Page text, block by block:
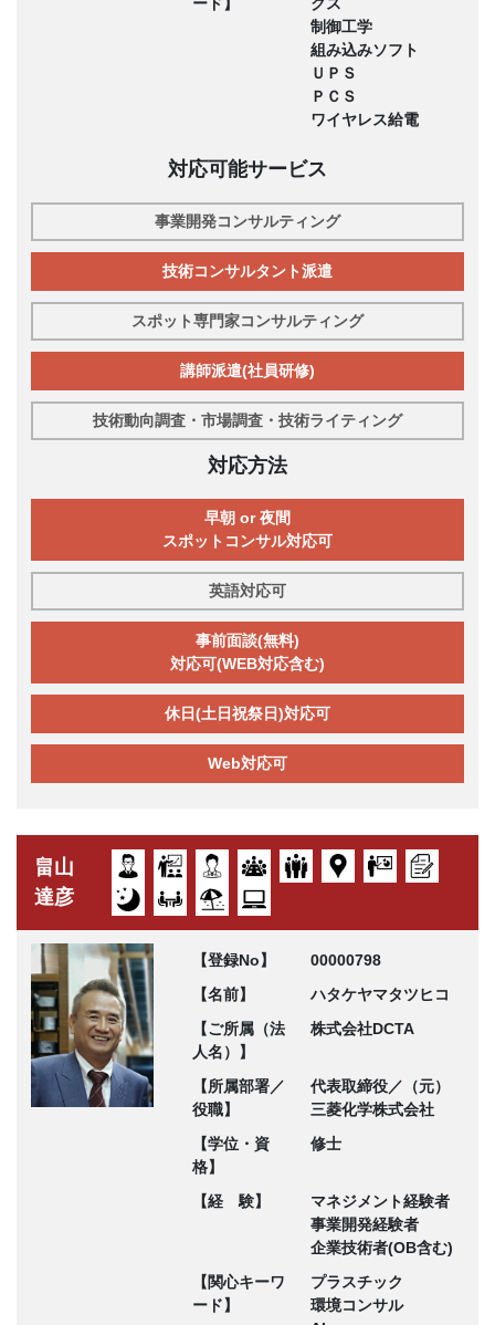
ード】
クス
制御工学
組み込みソフト
ＵＰＳ
ＰＣＳ
ワイヤレス給電
対応可能サービス
事業開発コンサルティング
技術コンサルタント派遣
スポット専門家コンサルティング
講師派遣(社員研修)
技術動向調査・市場調査・技術ライティング
対応方法
早朝 or 夜間
スポットコンサル対応可
英語対応可
事前面談(無料)
対応可(WEB対応含む)
休日(土日祝祭日)対応可
Web対応可
畠山
達彦
【登録No】
00000798
【名前】
ハタケヤマタツヒコ
【ご所属（法
人名）】
株式会社DCTA
【所属部署／
役職】
代表取締役／（元）
三菱化学株式会社
【学位・資
格】
修士
【経 験】
マネジメント経験者
事業開発経験者
企業技術者(OB含む)
【関心キーワ
ード】
プラスチック
環境コンサル